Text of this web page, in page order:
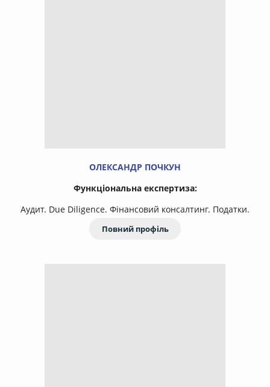
ОЛЕКСАНДР ПОЧКУН
Функціональна експертиза:
Аудит. Due Diligence. Фінансовий консалтинг. Податки.
Повний профіль